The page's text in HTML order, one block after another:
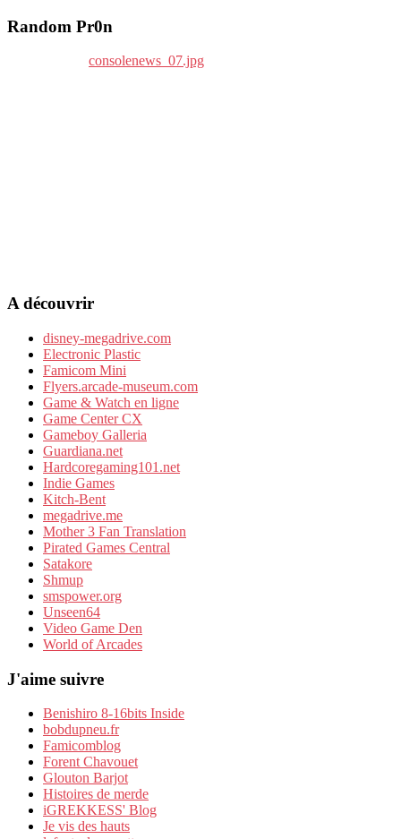
Random Pr0n
A découvrir
disney-megadrive.com
Electronic Plastic
Famicom Mini
Flyers.arcade-museum.com
Game & Watch en ligne
Game Center CX
Gameboy Galleria
Guardiana.net
Hardcoregaming101.net
Indie Games
Kitch-Bent
megadrive.me
Mother 3 Fan Translation
Pirated Games Central
Satakore
Shmup
smspower.org
Unseen64
Video Game Den
World of Arcades
J'aime suivre
Benishiro 8-16bits Inside
bobdupneu.fr
Famicomblog
Forent Chavouet
Glouton Barjot
Histoires de merde
iGREKKESS' Blog
Je vis des hauts